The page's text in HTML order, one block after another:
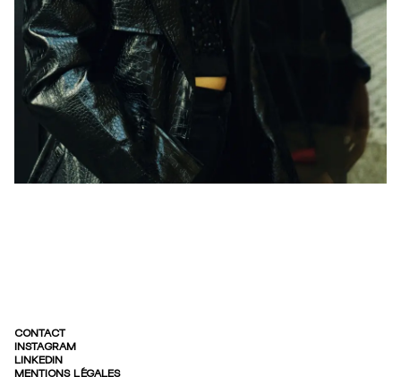
CONTACT
INSTAGRAM
LINKEDIN
MENTIONS LÉGALES